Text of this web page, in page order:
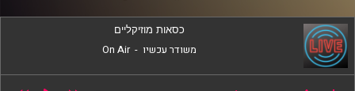
כסאות מוזיקליים
משודר עכשיו -
On Air